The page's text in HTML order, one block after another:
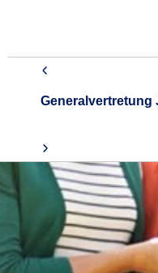
Generalvertretung